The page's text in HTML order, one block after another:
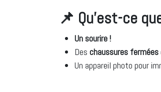
📌 Qu’est-ce
Un sourire !
Des chaussures fermées
Un appareil photo pour